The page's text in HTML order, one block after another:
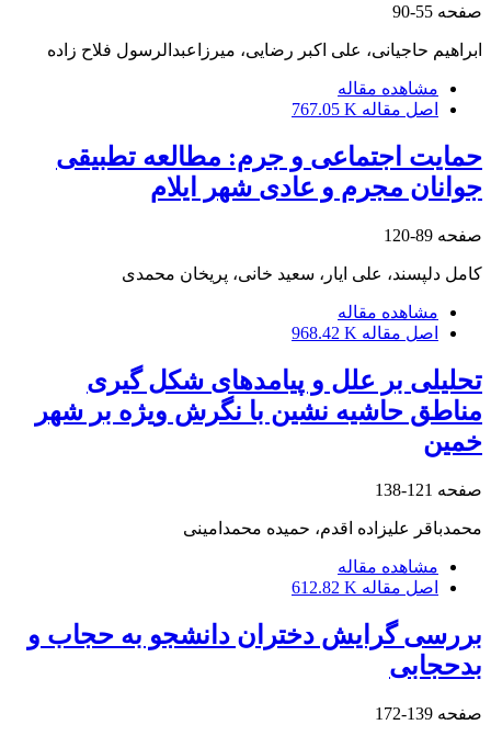
صفحه 55-90
ابراهیم حاجیانی، علی اکبر رضایی، میرزاعبدالرسول فلاح زاده
مشاهده مقاله
اصل مقاله 767.05 K
حمایت اجتماعی و جرم: مطالعه تطبیقی
جوانان مجرم و عادی شهر ایلام
صفحه 89-120
کامل دلپسند، علی ایار، سعید خانی، پریخان محمدی
مشاهده مقاله
اصل مقاله 968.42 K
تحلیلی بر علل و پیامدهای شکل گیری
مناطق حاشیه نشین با نگرش ویژه بر شهر
خمین
صفحه 121-138
محمدباقر علیزاده اقدم، حمیده محمدامینی
مشاهده مقاله
اصل مقاله 612.82 K
بررسی گرایش دختران دانشجو به حجاب و
بدحجابی
صفحه 139-172